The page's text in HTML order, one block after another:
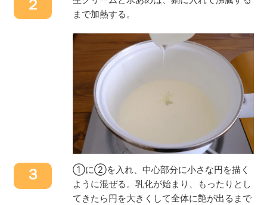
２
まで加熱する。
３
①に②を入れ、中心部分に小さな円を描く
ように混ぜる。乳化が始まり、もったりとし
てきたら円を大きくして全体に艶が出るまで